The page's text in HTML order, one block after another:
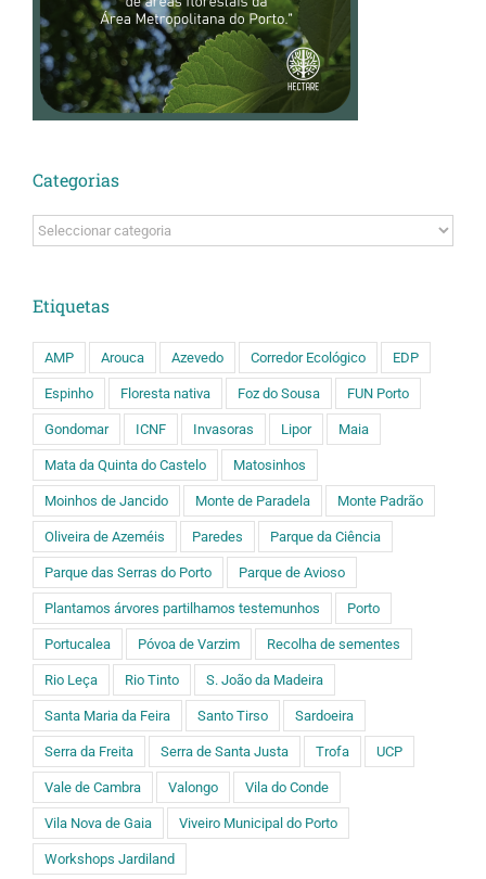
Categorias
Categorias
Etiquetas
AMP Arouca Azevedo Corredor Ecológico EDP
Espinho Floresta nativa Foz do Sousa FUN Porto
Gondomar ICNF Invasoras Lipor Maia
Mata da Quinta do Castelo Matosinhos
Moinhos de Jancido Monte de Paradela Monte Padrão
Oliveira de Azeméis Paredes Parque da Ciência
Parque das Serras do Porto Parque de Avioso
Plantamos árvores partilhamos testemunhos Porto
Portucalea Póvoa de Varzim Recolha de sementes
Rio Leça Rio Tinto S. João da Madeira
Santa Maria da Feira Santo Tirso Sardoeira
Serra da Freita Serra de Santa Justa Trofa UCP
Vale de Cambra Valongo Vila do Conde
Vila Nova de Gaia Viveiro Municipal do Porto
Workshops Jardiland